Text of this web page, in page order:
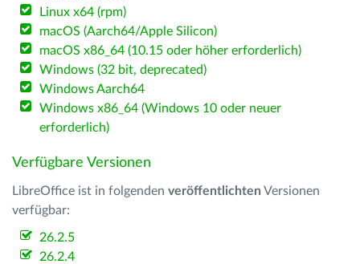
Linux x64 (rpm)
macOS (Aarch64/Apple Silicon)
macOS x86_64 (10.15 oder höher erforderlich)
Windows (32 bit, deprecated)
Windows Aarch64
Windows x86_64 (Windows 10 oder neuer
erforderlich)
Verfügbare Versionen
LibreOffice ist in folgenden veröffentlichten Versionen
verfügbar:
26.2.5
26.2.4